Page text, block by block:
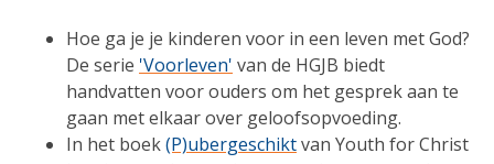
Hoe ga je je kinderen voor in een leven met God?
De serie 'Voorleven' van de HGJB biedt
handvatten voor ouders om het gesprek aan te
gaan met elkaar over geloofsopvoeding.
In het boek(P)ubergeschiktvan Youth for Christ